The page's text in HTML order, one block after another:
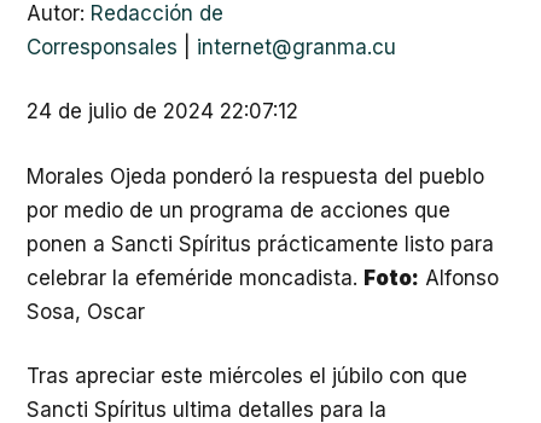
Autor: Redacción de
Corresponsales
internet@granma.cu
24 de julio de 2024 22:07:12
Morales Ojeda ponderó la respuesta del pueblo
por medio de un programa de acciones que
ponen a Sancti Spíritus prácticamente listo para
celebrar la efeméride moncadista. Foto: Alfonso
Sosa, Oscar
Tras apreciar este miércoles el júbilo con que
Sancti Spíritus ultima detalles para la